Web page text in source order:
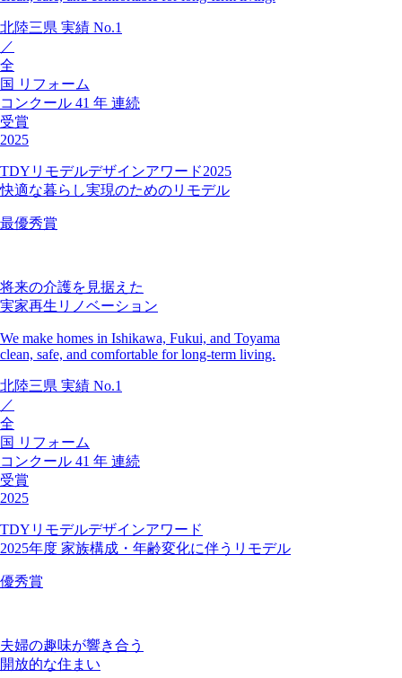
北陸三県 実績 No.1
／
全
国 リフォーム
コンクール 41 年 連続
受賞
2025
TDYリモデルデザインアワード2025
快適な暮らし実現のためのリモデル
最優秀賞
将来の介護を見据えた
実家再生リノベーション
We make homes in Ishikawa, Fukui, and Toyama
clean, safe, and comfortable for long-term living.
北陸三県 実績 No.1
／
全
国 リフォーム
コンクール 41 年 連続
受賞
2025
TDYリモデルデザインアワード
2025年度 家族構成・年齢変化に伴うリモデル
優秀賞
夫婦の趣味が響き合う
開放的な住まい